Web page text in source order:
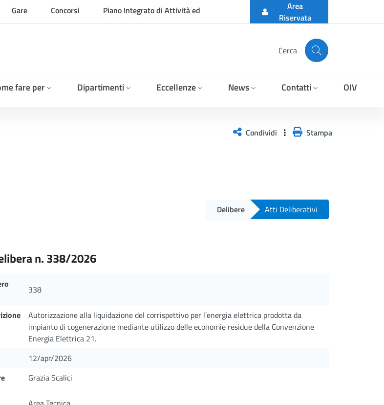
Gare Concorsi
Piano Integrato di Attività ed
Organizzazione
Area
Riservata
Cerca
fare per Dipartimenti Eccellenze News Contatti OIV
Condividi Stampa
Delibere Atti Deliberativi
n. 338/2026
338
Autorizzazione alla liquidazione del corrispettivo per l’energia elettrica prodotta da
impianto di cogenerazione mediante utilizzo delle economie residue della Convenzione
Energia Elettrica 21.
12/apr/2026
Grazia Scalici